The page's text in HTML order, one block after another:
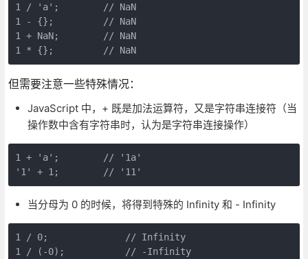
1 / 'a';        // NaN
1 - {};         // NaN
1 + NaN;        // NaN
1 * {};         // NaN
但需要注意一些特殊情况：
JavaScript 中，+ 既是加法运算符，又是字符串连接符（当
操作数中含有字符串时，认为是字符串连接操作）
1 + 'a';        // '1a'
当分母为 0 的时候，将得到特殊的 Infinity 和 - Infinity
1 / 0;              // Infinity
1 / (-0);           // -Infinity